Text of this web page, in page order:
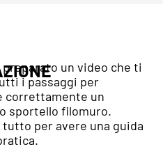
preparato un video che ti
i passaggi per
correttamente un
sportello filomuro.
tutto per avere una guida